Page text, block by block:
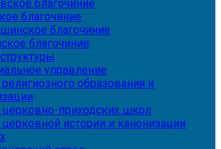
благочиние
благочиние
благочиние
благочиние
управление
образования и
приходских школ
истории и канонизации